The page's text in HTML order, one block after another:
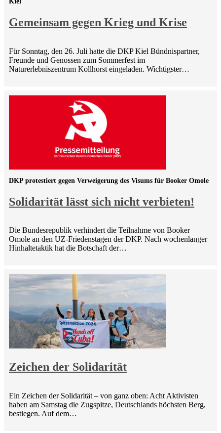
Gemeinsam gegen Krieg und Krise
Für Sonntag, den 26. Juli hatte die DKP Kiel Bündnispartner,
Freunde und Genossen zum Sommerfest im
Naturerlebniszentrum Kollhorst eingeladen. Wichtigster…
Solidarität lässt sich nicht verbieten!
DKP protestiert gegen Verweigerung des Visums für Booker Omole
Die Bundesrepublik verhindert die Teilnahme von Booker
Omole an den UZ-Friedenstagen der DKP. Nach wochenlanger
Hinhaltetaktik hat die Botschaft der…
Zeichen der Solidarität
Ein Zeichen der Solidarität – von ganz oben: Acht Aktivisten
haben am Samstag die Zugspitze, Deutschlands höchsten Berg,
bestiegen. Auf dem…